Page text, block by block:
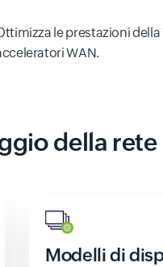
le prestazioni
WAN.
della rete
Modelli di